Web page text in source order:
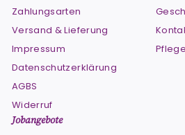
Zahlungsarten
Versand & Lieferung
Impressum
Datenschutzerklärung
AGBS
Widerruf
Jobangebote